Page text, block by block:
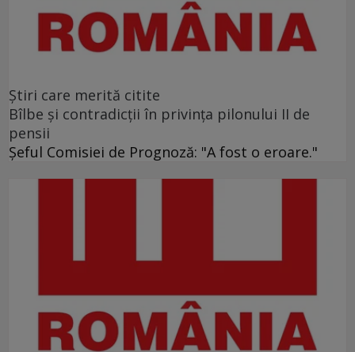
Ştiri care merită citite
Bîlbe și contradicții în privința pilonului II de
pensii
Șeful Comisiei de Prognoză: "A fost o eroare."